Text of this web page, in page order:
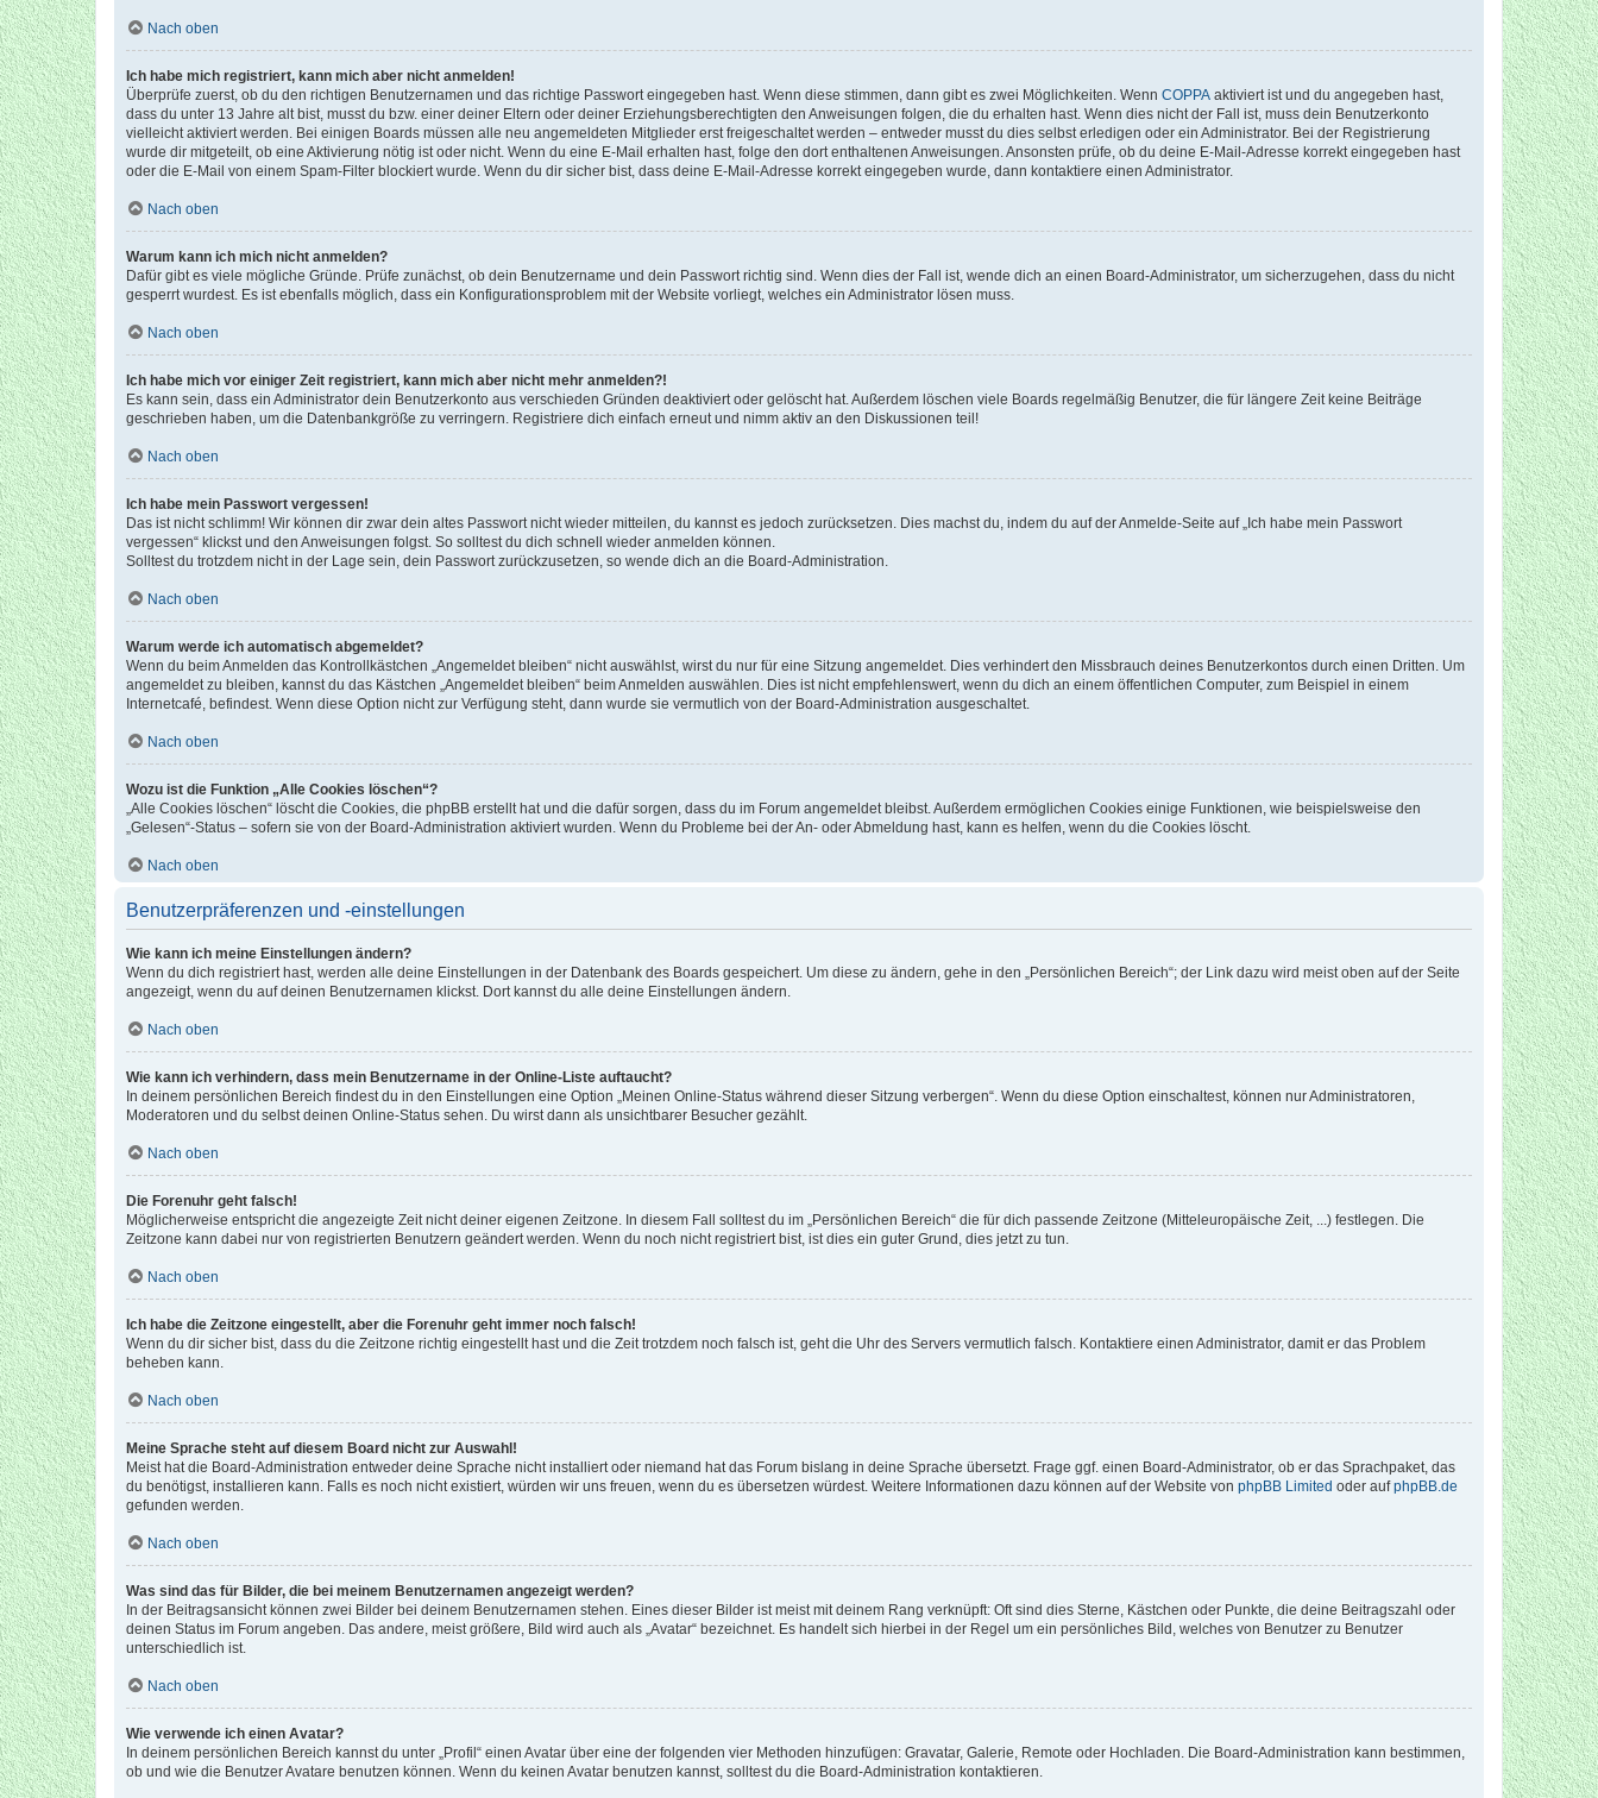
Nach oben
Ich habe mich registriert, kann mich aber nicht anmelden!
Überprüfe zuerst, ob du den richtigen Benutzernamen und das richtige Passwort eingegeben hast. Wenn diese stimmen, dann gibt es zwei Möglichkeiten. Wenn COPPA aktiviert ist und du angegeben hast,
dass du unter 13 Jahre alt bist, musst du bzw. einer deiner Eltern oder deiner Erziehungsberechtigten den Anweisungen folgen, die du erhalten hast. Wenn dies nicht der Fall ist, muss dein Benutzerkonto
vielleicht aktiviert werden. Bei einigen Boards müssen alle neu angemeldeten Mitglieder erst freigeschaltet werden – entweder musst du dies selbst erledigen oder ein Administrator. Bei der Registrierung
wurde dir mitgeteilt, ob eine Aktivierung nötig ist oder nicht. Wenn du eine E-Mail erhalten hast, folge den dort enthaltenen Anweisungen. Ansonsten prüfe, ob du deine E-Mail-Adresse korrekt eingegeben hast
oder die E-Mail von einem Spam-Filter blockiert wurde. Wenn du dir sicher bist, dass deine E-Mail-Adresse korrekt eingegeben wurde, dann kontaktiere einen Administrator.
Nach oben
Warum kann ich mich nicht anmelden?
Dafür gibt es viele mögliche Gründe. Prüfe zunächst, ob dein Benutzername und dein Passwort richtig sind. Wenn dies der Fall ist, wende dich an einen Board-Administrator, um sicherzugehen, dass du nicht
gesperrt wurdest. Es ist ebenfalls möglich, dass ein Konfigurationsproblem mit der Website vorliegt, welches ein Administrator lösen muss.
Nach oben
Ich habe mich vor einiger Zeit registriert, kann mich aber nicht mehr anmelden?!
Es kann sein, dass ein Administrator dein Benutzerkonto aus verschieden Gründen deaktiviert oder gelöscht hat. Außerdem löschen viele Boards regelmäßig Benutzer, die für längere Zeit keine Beiträge
geschrieben haben, um die Datenbankgröße zu verringern. Registriere dich einfach erneut und nimm aktiv an den Diskussionen teil!
Nach oben
Ich habe mein Passwort vergessen!
Das ist nicht schlimm! Wir können dir zwar dein altes Passwort nicht wieder mitteilen, du kannst es jedoch zurücksetzen. Dies machst du, indem du auf der Anmelde-Seite auf „Ich habe mein Passwort
vergessen“ klickst und den Anweisungen folgst. So solltest du dich schnell wieder anmelden können.
Solltest du trotzdem nicht in der Lage sein, dein Passwort zurückzusetzen, so wende dich an die Board-Administration.
Nach oben
Warum werde ich automatisch abgemeldet?
Wenn du beim Anmelden das Kontrollkästchen „Angemeldet bleiben“ nicht auswählst, wirst du nur für eine Sitzung angemeldet. Dies verhindert den Missbrauch deines Benutzerkontos durch einen Dritten. Um
angemeldet zu bleiben, kannst du das Kästchen „Angemeldet bleiben“ beim Anmelden auswählen. Dies ist nicht empfehlenswert, wenn du dich an einem öffentlichen Computer, zum Beispiel in einem
Internetcafé, befindest. Wenn diese Option nicht zur Verfügung steht, dann wurde sie vermutlich von der Board-Administration ausgeschaltet.
Nach oben
Wozu ist die Funktion „Alle Cookies löschen“?
„Alle Cookies löschen“ löscht die Cookies, die phpBB erstellt hat und die dafür sorgen, dass du im Forum angemeldet bleibst. Außerdem ermöglichen Cookies einige Funktionen, wie beispielsweise den
„Gelesen“-Status – sofern sie von der Board-Administration aktiviert wurden. Wenn du Probleme bei der An- oder Abmeldung hast, kann es helfen, wenn du die Cookies löscht.
Nach oben
Benutzerpräferenzen und -einstellungen
Wie kann ich meine Einstellungen ändern?
Wenn du dich registriert hast, werden alle deine Einstellungen in der Datenbank des Boards gespeichert. Um diese zu ändern, gehe in den „Persönlichen Bereich“; der Link dazu wird meist oben auf der Seite
angezeigt, wenn du auf deinen Benutzernamen klickst. Dort kannst du alle deine Einstellungen ändern.
Nach oben
Wie kann ich verhindern, dass mein Benutzername in der Online-Liste auftaucht?
In deinem persönlichen Bereich findest du in den Einstellungen eine Option „Meinen Online-Status während dieser Sitzung verbergen“. Wenn du diese Option einschaltest, können nur Administratoren,
Moderatoren und du selbst deinen Online-Status sehen. Du wirst dann als unsichtbarer Besucher gezählt.
Nach oben
Die Forenuhr geht falsch!
Möglicherweise entspricht die angezeigte Zeit nicht deiner eigenen Zeitzone. In diesem Fall solltest du im „Persönlichen Bereich“ die für dich passende Zeitzone (Mitteleuropäische Zeit, ...) festlegen. Die
Zeitzone kann dabei nur von registrierten Benutzern geändert werden. Wenn du noch nicht registriert bist, ist dies ein guter Grund, dies jetzt zu tun.
Nach oben
Ich habe die Zeitzone eingestellt, aber die Forenuhr geht immer noch falsch!
Wenn du dir sicher bist, dass du die Zeitzone richtig eingestellt hast und die Zeit trotzdem noch falsch ist, geht die Uhr des Servers vermutlich falsch. Kontaktiere einen Administrator, damit er das Problem
beheben kann.
Nach oben
Meine Sprache steht auf diesem Board nicht zur Auswahl!
Meist hat die Board-Administration entweder deine Sprache nicht installiert oder niemand hat das Forum bislang in deine Sprache übersetzt. Frage ggf. einen Board-Administrator, ob er das Sprachpaket, das
du benötigst, installieren kann. Falls es noch nicht existiert, würden wir uns freuen, wenn du es übersetzen würdest. Weitere Informationen dazu können auf der Website von phpBB Limited oder aufphpBB.de
gefunden werden.
Nach oben
Was sind das für Bilder, die bei meinem Benutzernamen angezeigt werden?
In der Beitragsansicht können zwei Bilder bei deinem Benutzernamen stehen. Eines dieser Bilder ist meist mit deinem Rang verknüpft: Oft sind dies Sterne, Kästchen oder Punkte, die deine Beitragszahl oder
deinen Status im Forum angeben. Das andere, meist größere, Bild wird auch als „Avatar“ bezeichnet. Es handelt sich hierbei in der Regel um ein persönliches Bild, welches von Benutzer zu Benutzer
unterschiedlich ist.
Nach oben
Wie verwende ich einen Avatar?
In deinem persönlichen Bereich kannst du unter „Profil“ einen Avatar über eine der folgenden vier Methoden hinzufügen: Gravatar, Galerie, Remote oder Hochladen. Die Board-Administration kann bestimmen,
ob und wie die Benutzer Avatare benutzen können. Wenn du keinen Avatar benutzen kannst, solltest du die Board-Administration kontaktieren.